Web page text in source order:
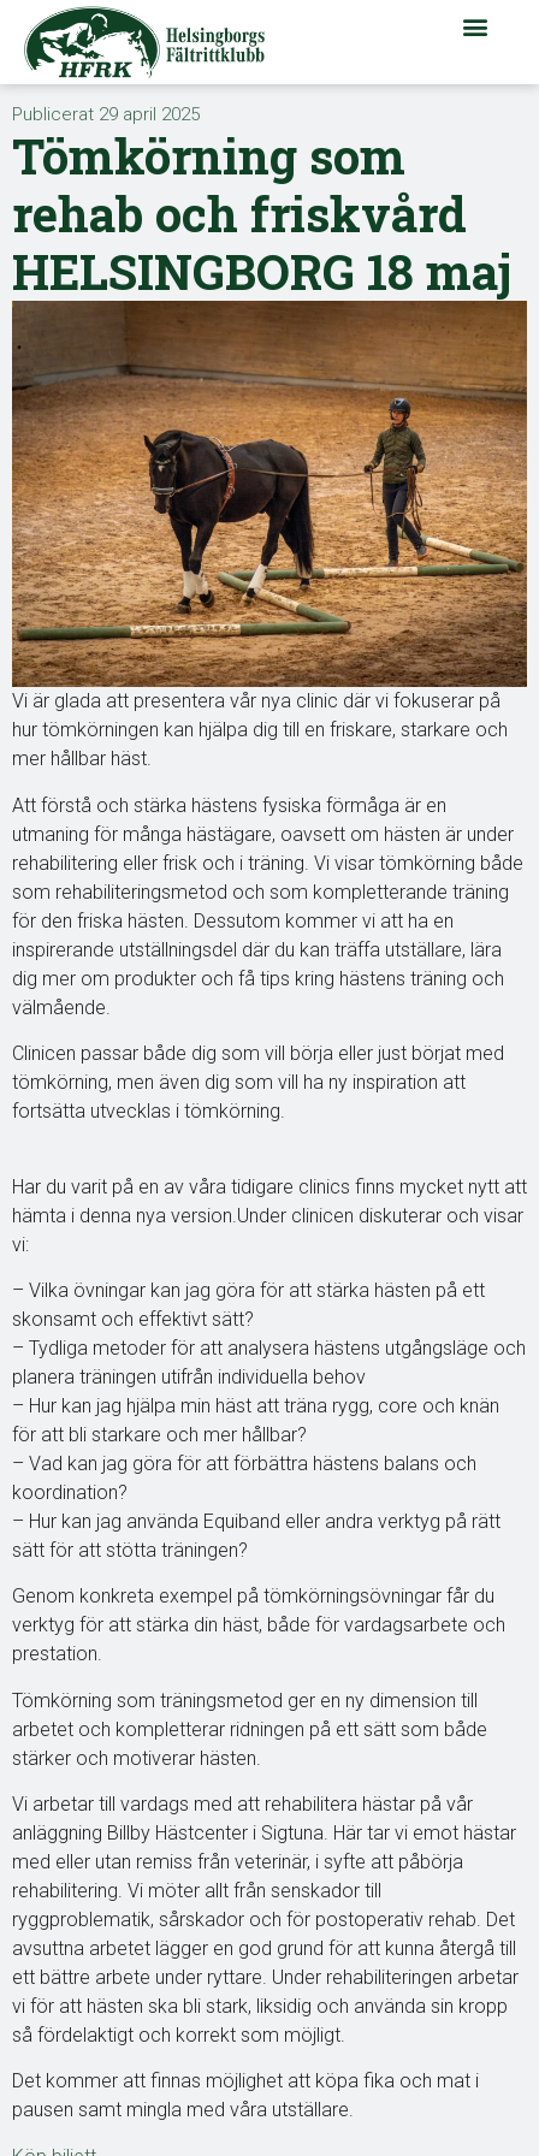
Publicerat 29 april 2025
Tömkörning som
rehab och friskvård
HELSINGBORG 18 maj
Vi är glada att presentera vår nya clinic där vi fokuserar på
hur tömkörningen kan hjälpa dig till en friskare, starkare och
mer hållbar häst.
Att förstå och stärka hästens fysiska förmåga är en
utmaning för många hästägare, oavsett om hästen är under
rehabilitering eller frisk och i träning. Vi visar tömkörning både
som rehabiliteringsmetod och som kompletterande träning
för den friska hästen. Dessutom kommer vi att ha en
inspirerande utställningsdel där du kan träffa utställare, lära
dig mer om produkter och få tips kring hästens träning och
välmående.
Clinicen passar både dig som vill börja eller just börjat med
tömkörning, men även dig som vill ha ny inspiration att
fortsätta utvecklas i tömkörning.
Har du varit på en av våra tidigare clinics finns mycket nytt att
hämta i denna nya version.Under clinicen diskuterar och visar
vi:
– Vilka övningar kan jag göra för att stärka hästen på ett
skonsamt och effektivt sätt?
– Tydliga metoder för att analysera hästens utgångsläge och
planera träningen utifrån individuella behov
– Hur kan jag hjälpa min häst att träna rygg, core och knän
för att bli starkare och mer hållbar?
– Vad kan jag göra för att förbättra hästens balans och
koordination?
– Hur kan jag använda Equiband eller andra verktyg på rätt
sätt för att stötta träningen?
Genom konkreta exempel på tömkörningsövningar får du
verktyg för att stärka din häst, både för vardagsarbete och
prestation.
Tömkörning som träningsmetod ger en ny dimension till
arbetet och kompletterar ridningen på ett sätt som både
stärker och motiverar hästen.
Vi arbetar till vardags med att rehabilitera hästar på vår
anläggning Billby Hästcenter i Sigtuna. Här tar vi emot hästar
med eller utan remiss från veterinär, i syfte att påbörja
rehabilitering. Vi möter allt från senskador till
ryggproblematik, sårskador och för postoperativ rehab. Det
avsuttna arbetet lägger en god grund för att kunna återgå till
ett bättre arbete under ryttare. Under rehabiliteringen arbetar
vi för att hästen ska bli stark, liksidig och använda sin kropp
så fördelaktigt och korrekt som möjligt.
Det kommer att finnas möjlighet att köpa fika och mat i
pausen samt mingla med våra utställare.